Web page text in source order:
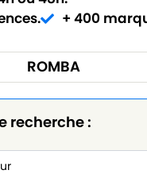
+ 400
ROMBA
recherche :